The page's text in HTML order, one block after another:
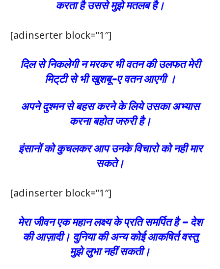
करता है उससे मुझे मतलब है।
[adinserter block=”1″]
दिल से निकलेगी न मरकर भी वतन की उलफत मेरी
मिट्‌टी से भी खुशबू-ए वतन आएगी ।
अपने दुश्मन से बहस करने के लिये उसका अभ्यास
करना बहोत जरुरी है।
इंसानों को कुचलकर आप उनके विचारो को नही मार
सकते।
[adinserter block=”1″]
मेरा जीवन एक महान लक्ष्य के प्रति समर्पित है – देश
की आज़ादी। दुनिया की अन्य कोई आकषिर्त वस्तु
मुझे लुभा नहीं सकती।